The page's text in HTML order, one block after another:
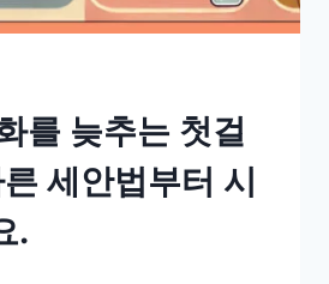
를 늦추는 첫걸
세안법부터 시
.